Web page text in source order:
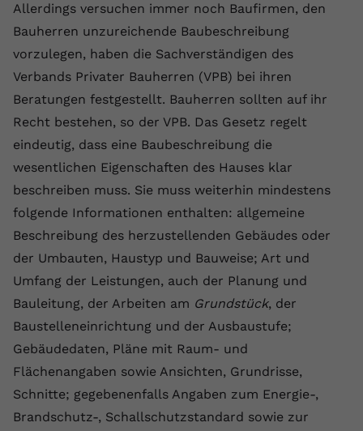
Allerdings versuchen immer noch Baufirmen, den
Bauherren unzureichende Baubeschreibung
vorzulegen, haben die Sachverständigen des
Verbands Privater Bauherren (VPB) bei ihren
Beratungen festgestellt. Bauherren sollten auf ihr
Recht bestehen, so der VPB. Das Gesetz regelt
eindeutig, dass eine Baubeschreibung die
wesentlichen Eigenschaften des Hauses klar
beschreiben muss. Sie muss weiterhin mindestens
folgende Informationen enthalten: allgemeine
Beschreibung des herzustellenden Gebäudes oder
der Umbauten, Haustyp und Bauweise; Art und
Umfang der Leistungen, auch der Planung und
Bauleitung, der Arbeiten am Grundstück, der
Baustelleneinrichtung und der Ausbaustufe;
Gebäudedaten, Pläne mit Raum- und
Flächenangaben sowie Ansichten, Grundrisse,
Schnitte; gegebenenfalls Angaben zum Energie-,
Brandschutz-, Schallschutzstandard sowie zur
Laufzeit 1 Jahr
Dieser Wert speichert Ihre Consent-
Einstellungen. Unter anderem eine
zufällig generierte ID, für die
historische Speicherung Ihrer
vorgenommen Einstellungen, falls der
Webseiten-Betreiber dies eingestellt
hat.
Name fe_typo_user
Anbieter VPB.de
Laufzeit Session
Zweck
Dieses Cookie wird verwendet, um die
Speicherung von
Benutzereinstellungen zu ermöglichen.
Zweck
wiederzuerkennen und statistische
Informationen zur Nutzung der
Website zu erfassen.
Name _gcl au
Laufzeit 90 Tage
Zweck
Wird von Google Ads für das
Conversion-Tracking verwendet, um
Werbeklicks der Nutzung auf unserer
Website zuzuordnen.
Cookie-Informationen anzeigen
Externe Inhalte
Wir verwenden auf unserer Website externe Inhalte,
um Ihnen zusätzliche Informationen anzubieten.
Name vuid
Anbieter
Laufzeit 2 Jahre
Zweck
Tracking-Informationen zu sammeln,
indem es eine eindeutige ID zum
Einbetten von Videos auf der Website
setzt.
Name CONSENT
Laufzeit 2 Jahre
Cookie-Informationen anzeigen